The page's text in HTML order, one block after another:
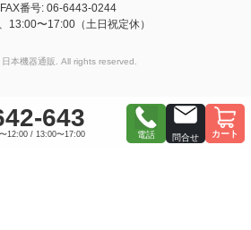
643
12:00 / 13:00〜17:00 電話 問合せ カート
番号: 06-6443-0244
13:00〜17:00（土日祝定休）
本機器通販. All rights reserved.